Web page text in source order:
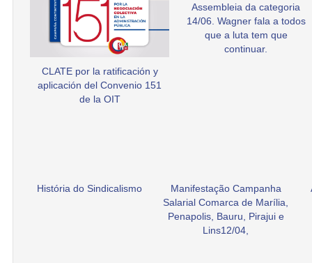
CLATE por la ratificación y
aplicación del Convenio 151
de la OIT
Assembleia da categoria
14/06. Wagner fala a todos
que a luta tem que
continuar.
História do Sindicalismo
Manifestação Campanha
Salarial Comarca de Marília,
Penapolis, Bauru, Pirajui e
Lins12/04,